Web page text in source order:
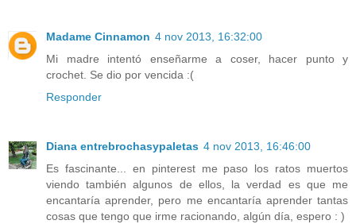
Madame Cinnamon 4 nov 2013, 16:32:00
Mi madre intentó enseñarme a coser, hacer punto y
crochet. Se dio por vencida :(
Responder
Diana entrebrochasypaletas 4 nov 2013, 16:46:00
Es fascinante... en pinterest me paso los ratos muertos
viendo también algunos de ellos, la verdad es que me
encantaría aprender, pero me encantaría aprender tantas
cosas que tengo que irme racionando, algún día, espero : )